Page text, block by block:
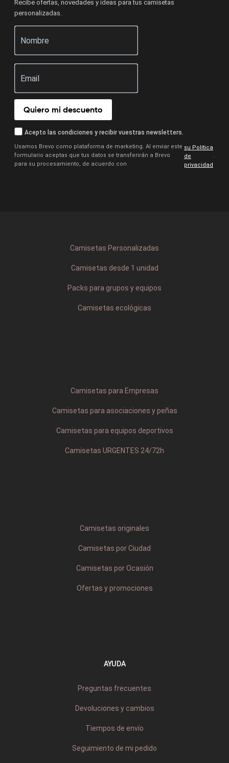
Recibe ofertas, novedades y ideas para tus camisetas
personalizadas.
Quiero mi descuento
Acepto las condiciones y recibir vuestras newsletters.
Usamos Brevo como plataforma de marketing. Al enviar este
formulario aceptas que tus datos se transferirán a Brevo
para su procesamiento, de acuerdo con
su Política
de
privacidad
.
Camisetas Personalizadas
Camisetas desde 1 unidad
Packs para grupos y equipos
Camisetas ecológicas
Camisetas para Empresas
Camisetas para asociaciones y peñas
Camisetas para equipos deportivos
Camisetas URGENTES 24/72h
Camisetas originales
Camisetas por Ciudad
Camisetas por Ocasión
Ofertas y promociones
AYUDA
Preguntas frecuentes
Devoluciones y cambios
Tiempos de envío
Seguimiento de mi pedido